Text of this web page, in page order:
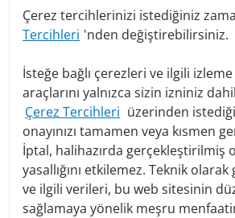
The personal data of the data subject
soon as the purpose of storage no
national legislator in EU regulations,
provisions to which the controller is
the data will be erased when a
unless there is a need for further
example due to legitimate interest, or if
a contract or legal disputes make
necessary.
Data processing
Çerez tercihlerinizi istediğiniz
Tercihleri 'nden değiştirebilirsiniz.
İsteğe bağlı çerezleri ve ilgili
araçlarını yalnızca sizin izniniz
Çerez Tercihleri üzerinden
onayınızı tamamen veya kısmen
İptal, halihazırda gerçekleştirilmiş
yasallığını etkilemez. Teknik
ve ilgili verileri, bu web sitesinin
sağlamaya yönelik meşru